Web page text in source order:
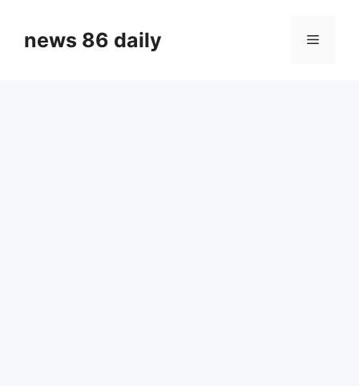
contentnews 86 daily Menu